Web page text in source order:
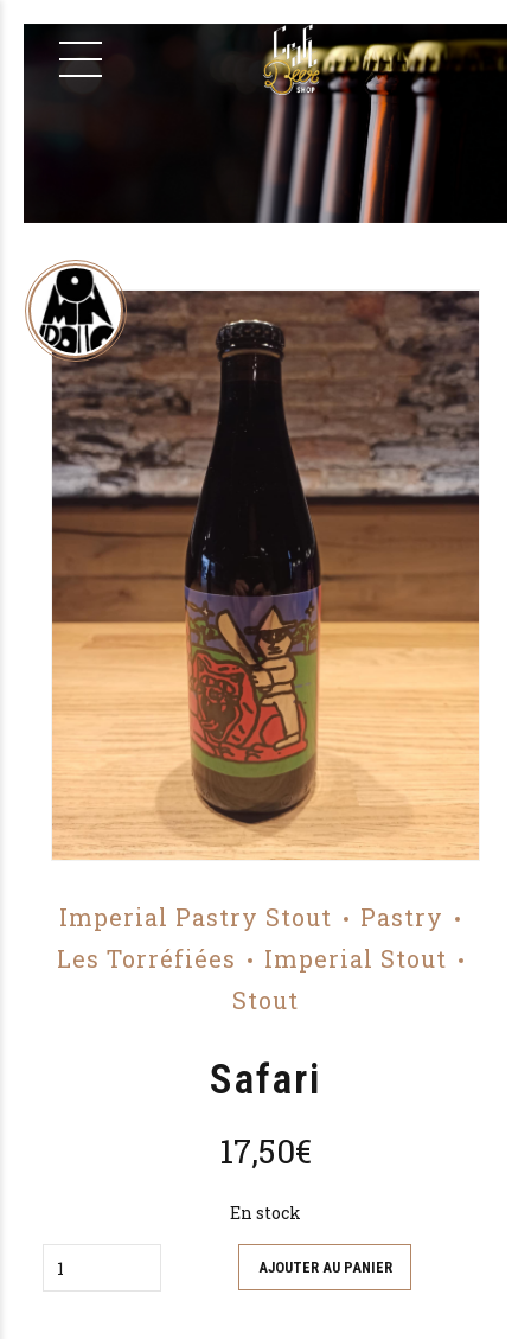
Imperial Pastry Stout
Pastry
Les Torréfiées
Imperial Stout
Stout
Safari
17,50€
En stock
AJOUTER AU PANIER